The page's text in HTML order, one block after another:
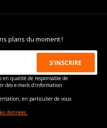
plans du moment !
en qualité de responsable de
des e-mails d'information
en particulier de vous
données.